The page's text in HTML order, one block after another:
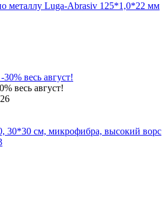
металлу Luga-Abrasiv 125*1,0*22 мм
весь август!
30*30 см, микрофибра, высокий ворс